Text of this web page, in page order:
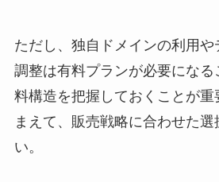
ただし、独自ドメインの利用
調整は有料プランが必要になる
料構造を把握しておくことが重
まえて、販売戦略に合わせた選
い。